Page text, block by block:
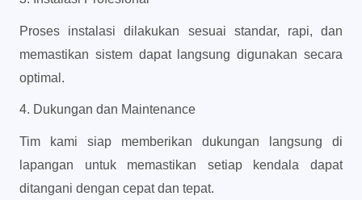
Proses instalasi dilakukan sesuai standar, rapi, dan
memastikan sistem dapat langsung digunakan secara
optimal.
4. Dukungan dan Maintenance
Tim kami siap memberikan dukungan langsung di
lapangan untuk memastikan setiap kendala dapat
ditangani dengan cepat dan tepat.